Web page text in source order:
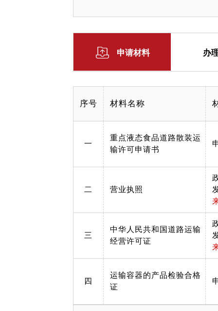
申请材料 办
序号 材料名称
一
重点液态食品道路散装运
输许可申请书
二 营业执照
三
中华人民共和国道路运输
经营许可证
四
运输容器的产品检验合格
证